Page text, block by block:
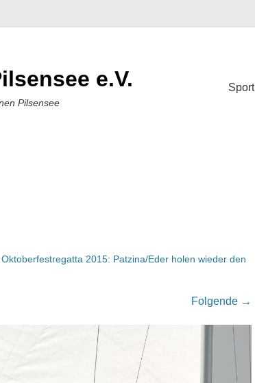
e.V.
Pilsensee
Sport
Oktoberfestregatta 2015: Patzina/Eder holen wieder den
Folgende →